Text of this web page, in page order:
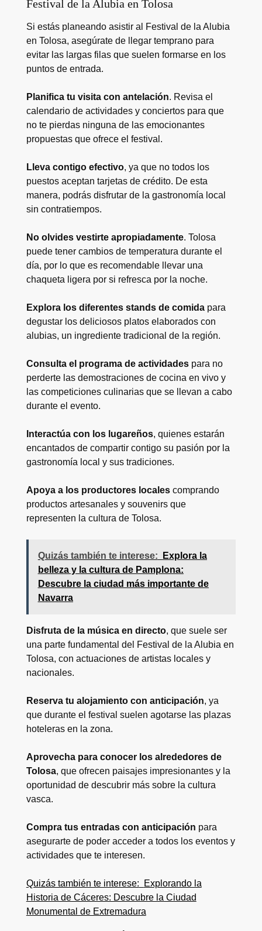
Festival de la Alubia en Tolosa
Si estás planeando asistir al Festival de la Alubia
en Tolosa, asegúrate de llegar temprano para
evitar las largas filas que suelen formarse en los
puntos de entrada.
Planifica tu visita con antelación. Revisa el
calendario de actividades y conciertos para que
no te pierdas ninguna de las emocionantes
propuestas que ofrece el festival.
Lleva contigo efectivo, ya que no todos los
puestos aceptan tarjetas de crédito. De esta
manera, podrás disfrutar de la gastronomía local
sin contratiempos.
No olvides vestirte apropiadamente. Tolosa
puede tener cambios de temperatura durante el
día, por lo que es recomendable llevar una
chaqueta ligera por si refresca por la noche.
Explora los diferentes stands de comidapara
degustar los deliciosos platos elaborados con
alubias, un ingrediente tradicional de la región.
Consulta el programa de actividadespara no
perderte las demostraciones de cocina en vivo y
las competiciones culinarias que se llevan a cabo
durante el evento.
Interactúa con los lugareños, quienes estarán
encantados de compartir contigo su pasión por la
gastronomía local y sus tradiciones.
Apoya a los productores localescomprando
productos artesanales y souvenirs que
representen la cultura de Tolosa.
Quizás también te interese:
Explora la
belleza y la cultura de Pamplona:
Descubre la ciudad más importante de
Navarra
Disfruta de la música en directo, que suele ser
una parte fundamental del Festival de la Alubia en
Tolosa, con actuaciones de artistas locales y
nacionales.
Reserva tu alojamiento con anticipación, ya
que durante el festival suelen agotarse las plazas
hoteleras en la zona.
Aprovecha para conocer los alrededores de
Tolosa, que ofrecen paisajes impresionantes y la
oportunidad de descubrir más sobre la cultura
vasca.
Compra tus entradas con anticipación para
asegurarte de poder acceder a todos los eventos y
actividades que te interesen.
Quizás también te interese:
Explorando la
Historia de Cáceres: Descubre la Ciudad
Monumental de Extremadura